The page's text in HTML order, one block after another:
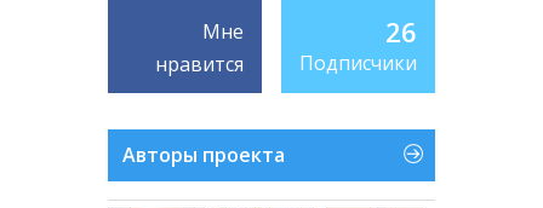
Мне
нравится
26
Подписчики
Авторы проекта